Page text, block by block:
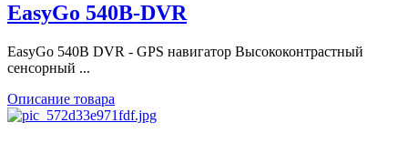
EasyGo 540B-DVR
EasyGo 540B DVR - GPS навигатор Высококонтрастный
сенсорный ...
Описание товара